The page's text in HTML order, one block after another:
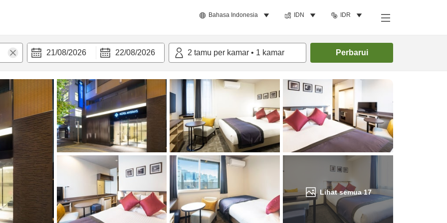
Bahasa Indonesia IDN IDR
21/08/2026 22/08/2026 2 tamu per kamar • 1 kamar Perbarui
Lihat semua17
Cari kamar